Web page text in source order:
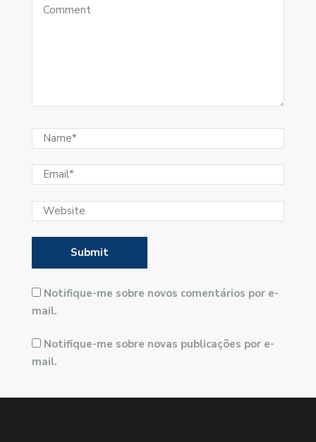
Notifique-me sobre novos comentários por e-
mail.
Notifique-me sobre novas publicações por e-
mail.